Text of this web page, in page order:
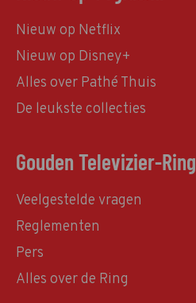
Nieuw op Netflix
Nieuw op Disney+
Alles over Pathé Thuis
De leukste collecties
Gouden Televizier-Ring
Veelgestelde vragen
Reglementen
Pers
Alles over de Ring